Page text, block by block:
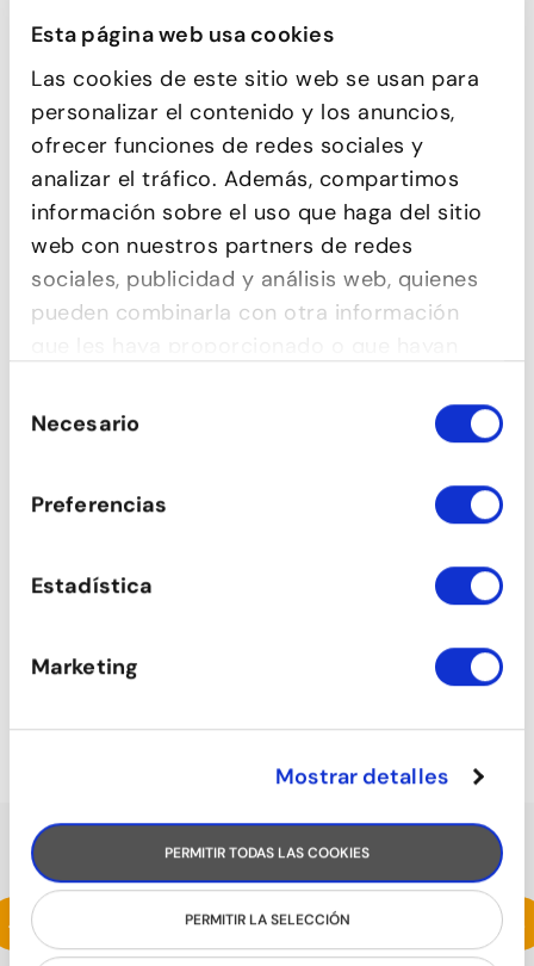
Esta página web usa cookies
Las cookies de este sitio web se usan para
personalizar el contenido y los anuncios,
ofrecer funciones de redes sociales y
analizar el tráfico. Además, compartimos
información sobre el uso que haga del sitio
web con nuestros partners de redes
sociales, publicidad y análisis web, quienes
pueden combinarla con otra información
de sus servicios.
deNecesario
Preferencias
Estadística
Marketing
Mostrar detalles
PERMITIR TODAS LAS COOKIES
PERMITIR LA SELECCIÓN
COMEDIA MUSICAL
HABLAN DE NOSOTROS
<
Estoy haciendo un intensivo de samba y
>